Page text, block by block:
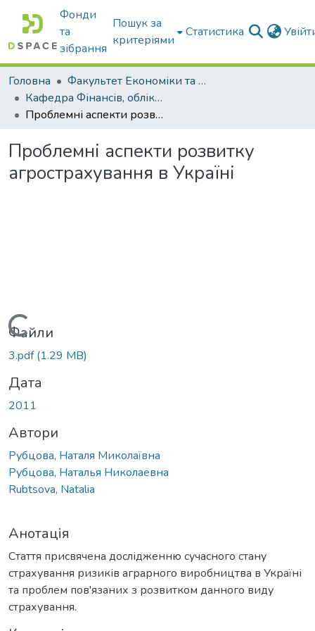
Фонди
та
зібрання
Пошук за
критеріями
Статистика
Головна
Факультет Економіки та бізнесу
Кафедра Фінансів, обліку і оподаткування
Проблемні аспекти розвитку агрострахування в Україні
Проблемні аспекти розвитку
агрострахування в Україні
Вантажиться...
Файли
3.pdf(1.29 MB)
Дата
2011
Автори
Рубцова, Наталя Миколаївна
Рубцова, Наталья Николаевна
Rubtsova, Natalia
Анотація
Стаття присвячена дослідженню сучасного стану
страхування ризиків аграрного виробництва в Україні
та проблем пов'язаних з розвитком данного виду
страхування.